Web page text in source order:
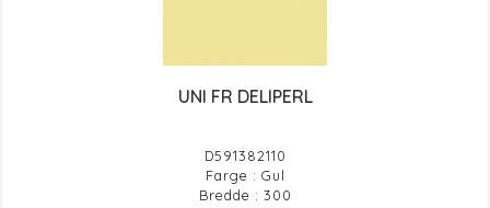
UNI FR DELIPERL
D591382110
Farge : Gul
Bredde : 300